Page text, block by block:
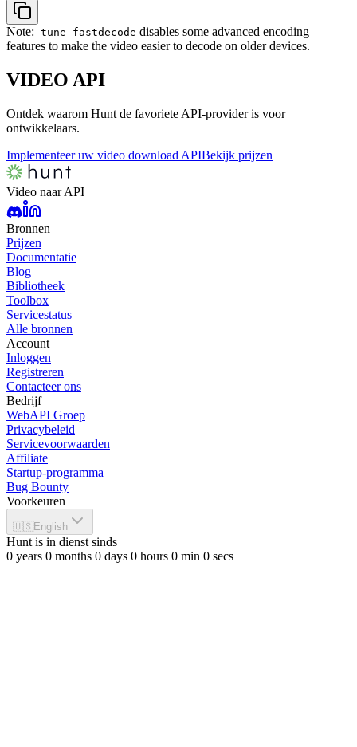
Note: -tune fastdecode disables some advanced encoding
features to make the video easier to decode on older devices.
VIDEO API
Ontdek waarom Hunt de favoriete API-provider is voor
ontwikkelaars.
Implementeer uw video download APIBekijk prijzen
Video naar API
Bronnen
Prijzen
Documentatie
Blog
Bibliotheek
Toolbox
Servicestatus
Alle bronnen
Account
Inloggen
Registreren
Contacteer ons
Bedrijf
WebAPI Groep
Privacybeleid
Servicevoorwaarden
Affiliate
Startup-programma
Bug Bounty
Voorkeuren
🇺🇸 English
Hunt is in dienst sinds
0 years 0 months 0 days 0 hours 0 min 0 secs